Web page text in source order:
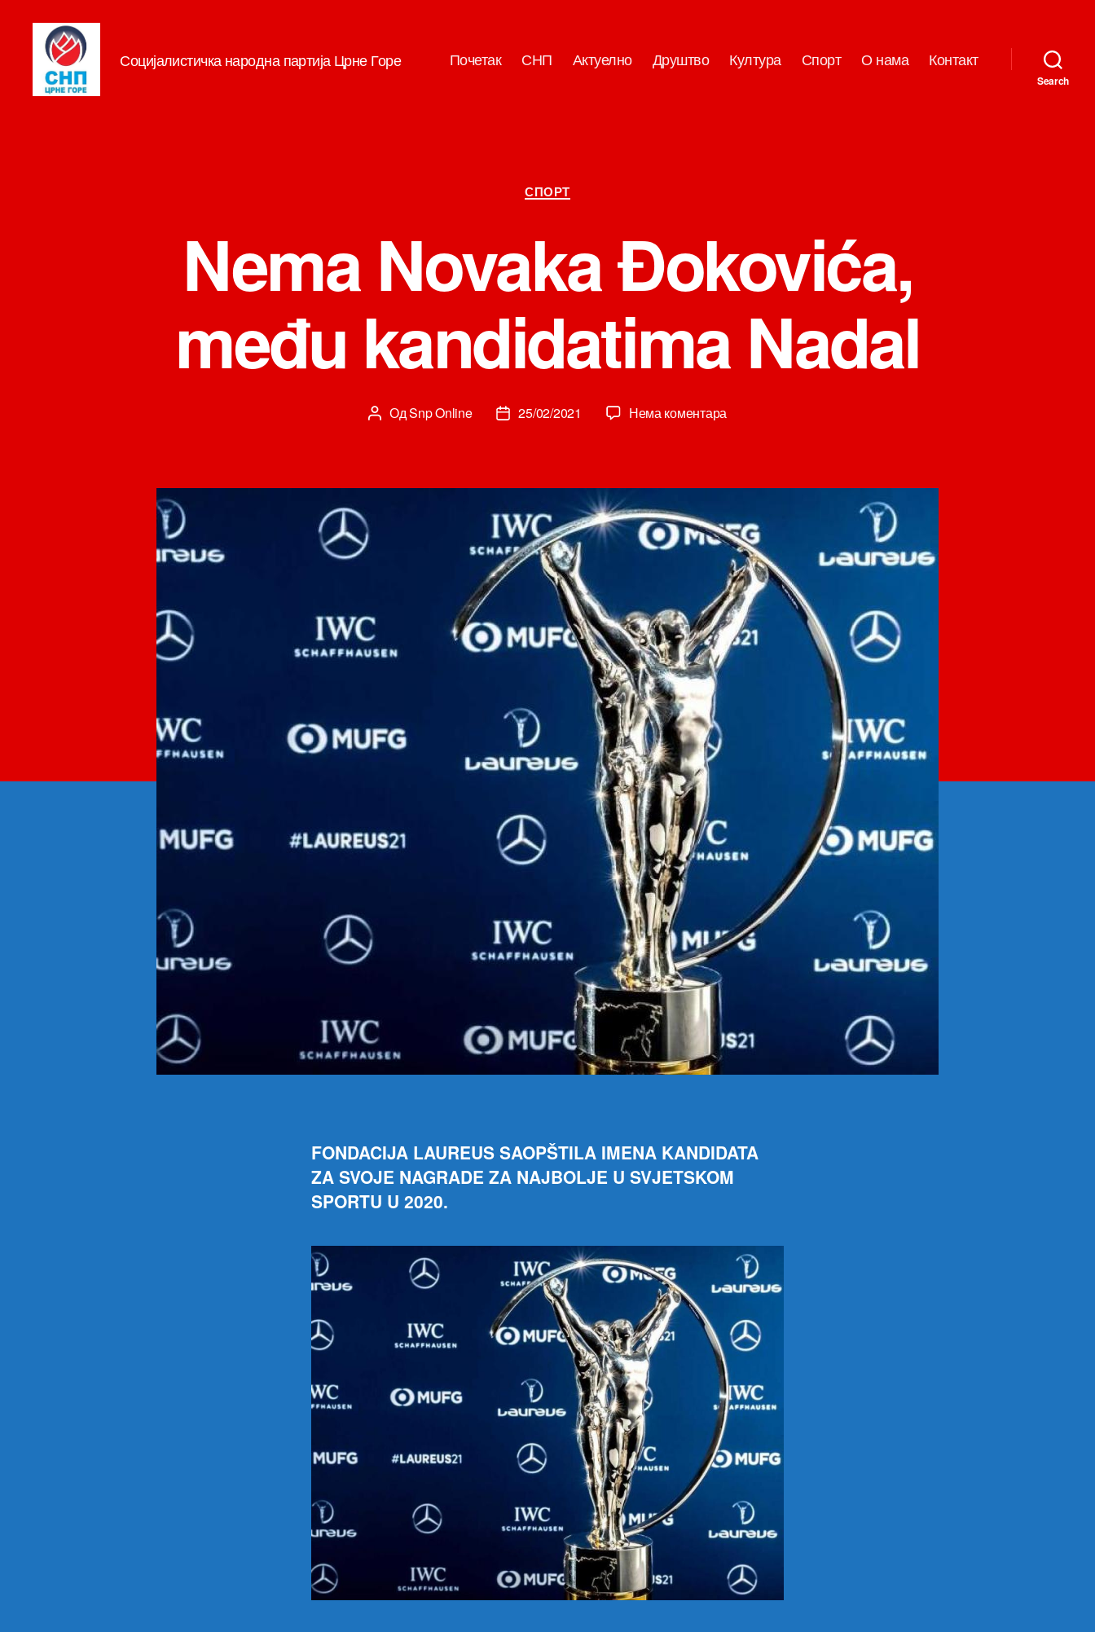
Социјалистичка народна партија Црне Горе Почетак СНП Актуелно Друштво Култура Спорт О нама Контакт
Search
Категорије
СПОРТ
Nema Novaka Đokovića,
među kandidatima Nadal
Аутор
ОдSnp Online
Датум
25/02/2021 Нема коментара
među
Nadal
FONDACIJA LAUREUS SAOPŠTILA IMENA KANDIDATA
ZA SVOJE NAGRADE ZA NAJBOLJE U SVJETSKOM
SPORTU U 2020.